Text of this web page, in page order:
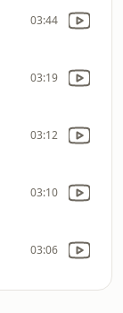
03:44
03:19
03:12
03:10
03:06